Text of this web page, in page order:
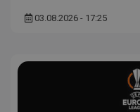
03.08.2026 - 17:25